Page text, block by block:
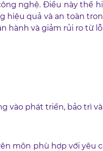
nghệ. Điều này thể
hiệu quả và an toàn
hành và giảm rủi ro từ
phát triển, bảo trì
môn phù hợp với yêu